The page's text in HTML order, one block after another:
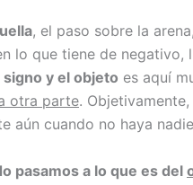
, el paso sobre la arena,
lo que tiene de
y el objeto es aquí
otra parte.
aún cuando no haya
pasamos a lo que es del